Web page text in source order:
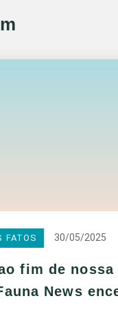
FATOS 30/05/2025
fim de nossa
News